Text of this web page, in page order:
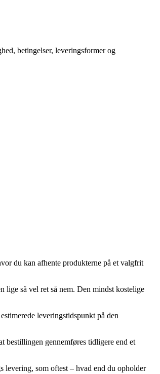
betingelser, leveringsformer og
du kan afhente produkterne på et valgfrit
lige så vel ret så nem. Den mindst kostelige
leveringstidspunkt på den
bestillingen gennemføres tidligere end et
levering, som oftest – hvad end du opholder